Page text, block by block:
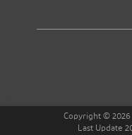
Copyright © 2026